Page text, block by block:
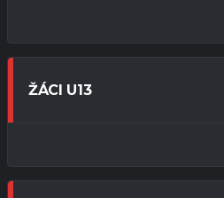
ŽÁCI U13